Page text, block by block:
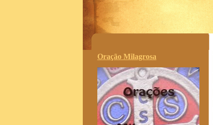
Oração Milagrosa